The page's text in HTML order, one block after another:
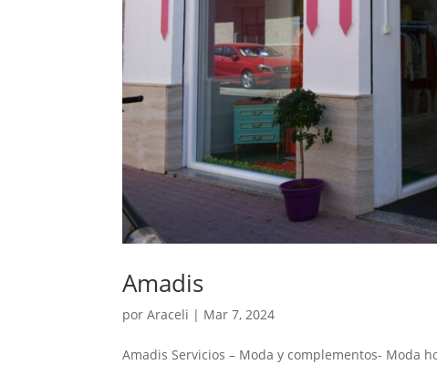
Amadis
porAraceli | Mar 7, 2024
Amadis Servicios – Moda y complementos- Moda